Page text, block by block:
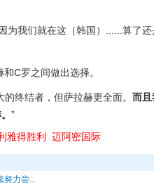
为我们就在这（韩国）......算了
C罗之间做出选择。
终结者，但萨拉赫更全面。 而且
”
雅得胜利 迈阿密国际
努力尝...